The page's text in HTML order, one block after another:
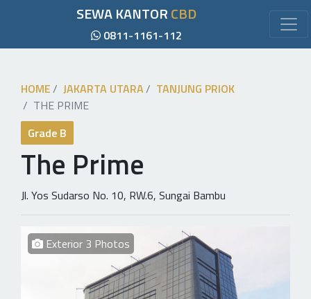
SEWA KANTORCBD
0811-1161-112
HOME JAKARTA UTARA
TANJUNG PRIOK
THE PRIME
Grade B
The Prime
Jl. Yos Sudarso No. 10, RW.6, Sungai Bambu
Exterior 3 Photos